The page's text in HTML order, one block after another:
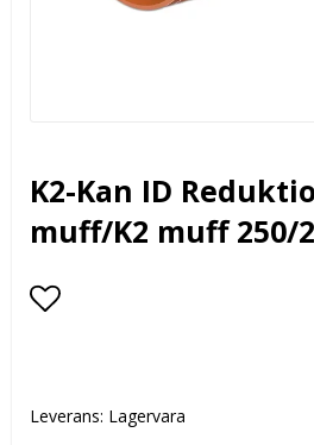
K2-Kan ID
muff/K2 muff 250/
Leverans: Lagervara